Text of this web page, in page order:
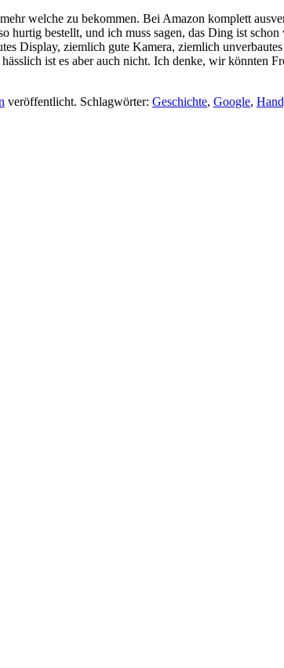
welche zu bekommen. Bei Amazon komplett
hurtig bestellt, und ich muss sagen, das Ding ist
Display, ziemlich gute Kamera, ziemlich
ist es aber auch nicht. Ich denke, wir könnten
veröffentlicht. Schlagwörter: Geschichte, Google,